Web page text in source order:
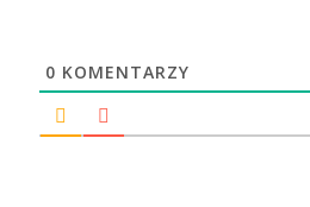
0 KOMENTARZY